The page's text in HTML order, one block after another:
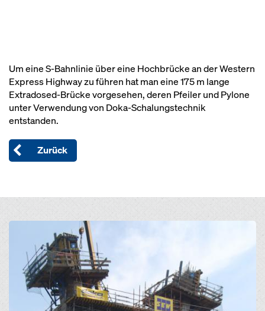
Um eine S-Bahnlinie über eine Hochbrücke an der Western
Express Highway zu führen hat man eine 175 m lange
Extradosed-Brücke vorgesehen, deren Pfeiler und Pylone
unter Verwendung von Doka-Schalungstechnik
entstanden.
Zurück
Open